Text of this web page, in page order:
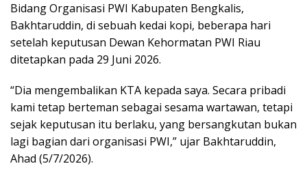
Bidang Organisasi PWI Kabupaten Bengkalis,
Bakhtaruddin, di sebuah kedai kopi, beberapa hari
setelah keputusan Dewan Kehormatan PWI Riau
ditetapkan pada 29 Juni 2026.
“Dia mengembalikan KTA kepada saya. Secara pribadi
kami tetap berteman sebagai sesama wartawan, tetapi
sejak keputusan itu berlaku, yang bersangkutan bukan
lagi bagian dari organisasi PWI,” ujar Bakhtaruddin,
Ahad (5/7/2026).